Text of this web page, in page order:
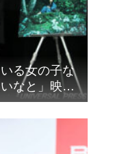
る女の子な
なと」映画